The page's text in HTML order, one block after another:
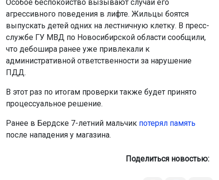
Особое беспокойство вызывают случаи его
агрессивного поведения в лифте. Жильцы боятся
выпускать детей одних на лестничную клетку. В пресс-
службе ГУ МВД по Новосибирской области сообщили,
что дебошира ранее уже привлекали к
административной ответственности за нарушение
ПДД.
В этот раз по итогам проверки также будет принято
процессуальное решение.
Ранее в Бердске 7-летний мальчик потерял память
после нападения у магазина.
Поделиться новостью: